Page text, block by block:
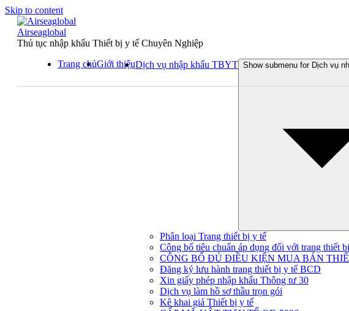
Skip to content
Airseaglobal
Thủ tục nhập khẩu Thiết bị y tế Chuyên Nghiệp
Trang chủGiới thiệuDịch vụ nhập khẩu TBYT Show submenu for Dịch vụ
Phân loại Trang thiết bị y tế
Công bố tiêu chuẩn áp dụng đối với trang thiết
CÔNG BỐ ĐỦ ĐIỀU KIỆN MUA BÁN
Đăng ký lưu hành trang thiết bị y tế BCD
Xin giấy phép nhập khẩu Thông tư 30
Dịch vụ làm hồ sơ thầu trọn gói
Kê khai giá Thiết bị y tế